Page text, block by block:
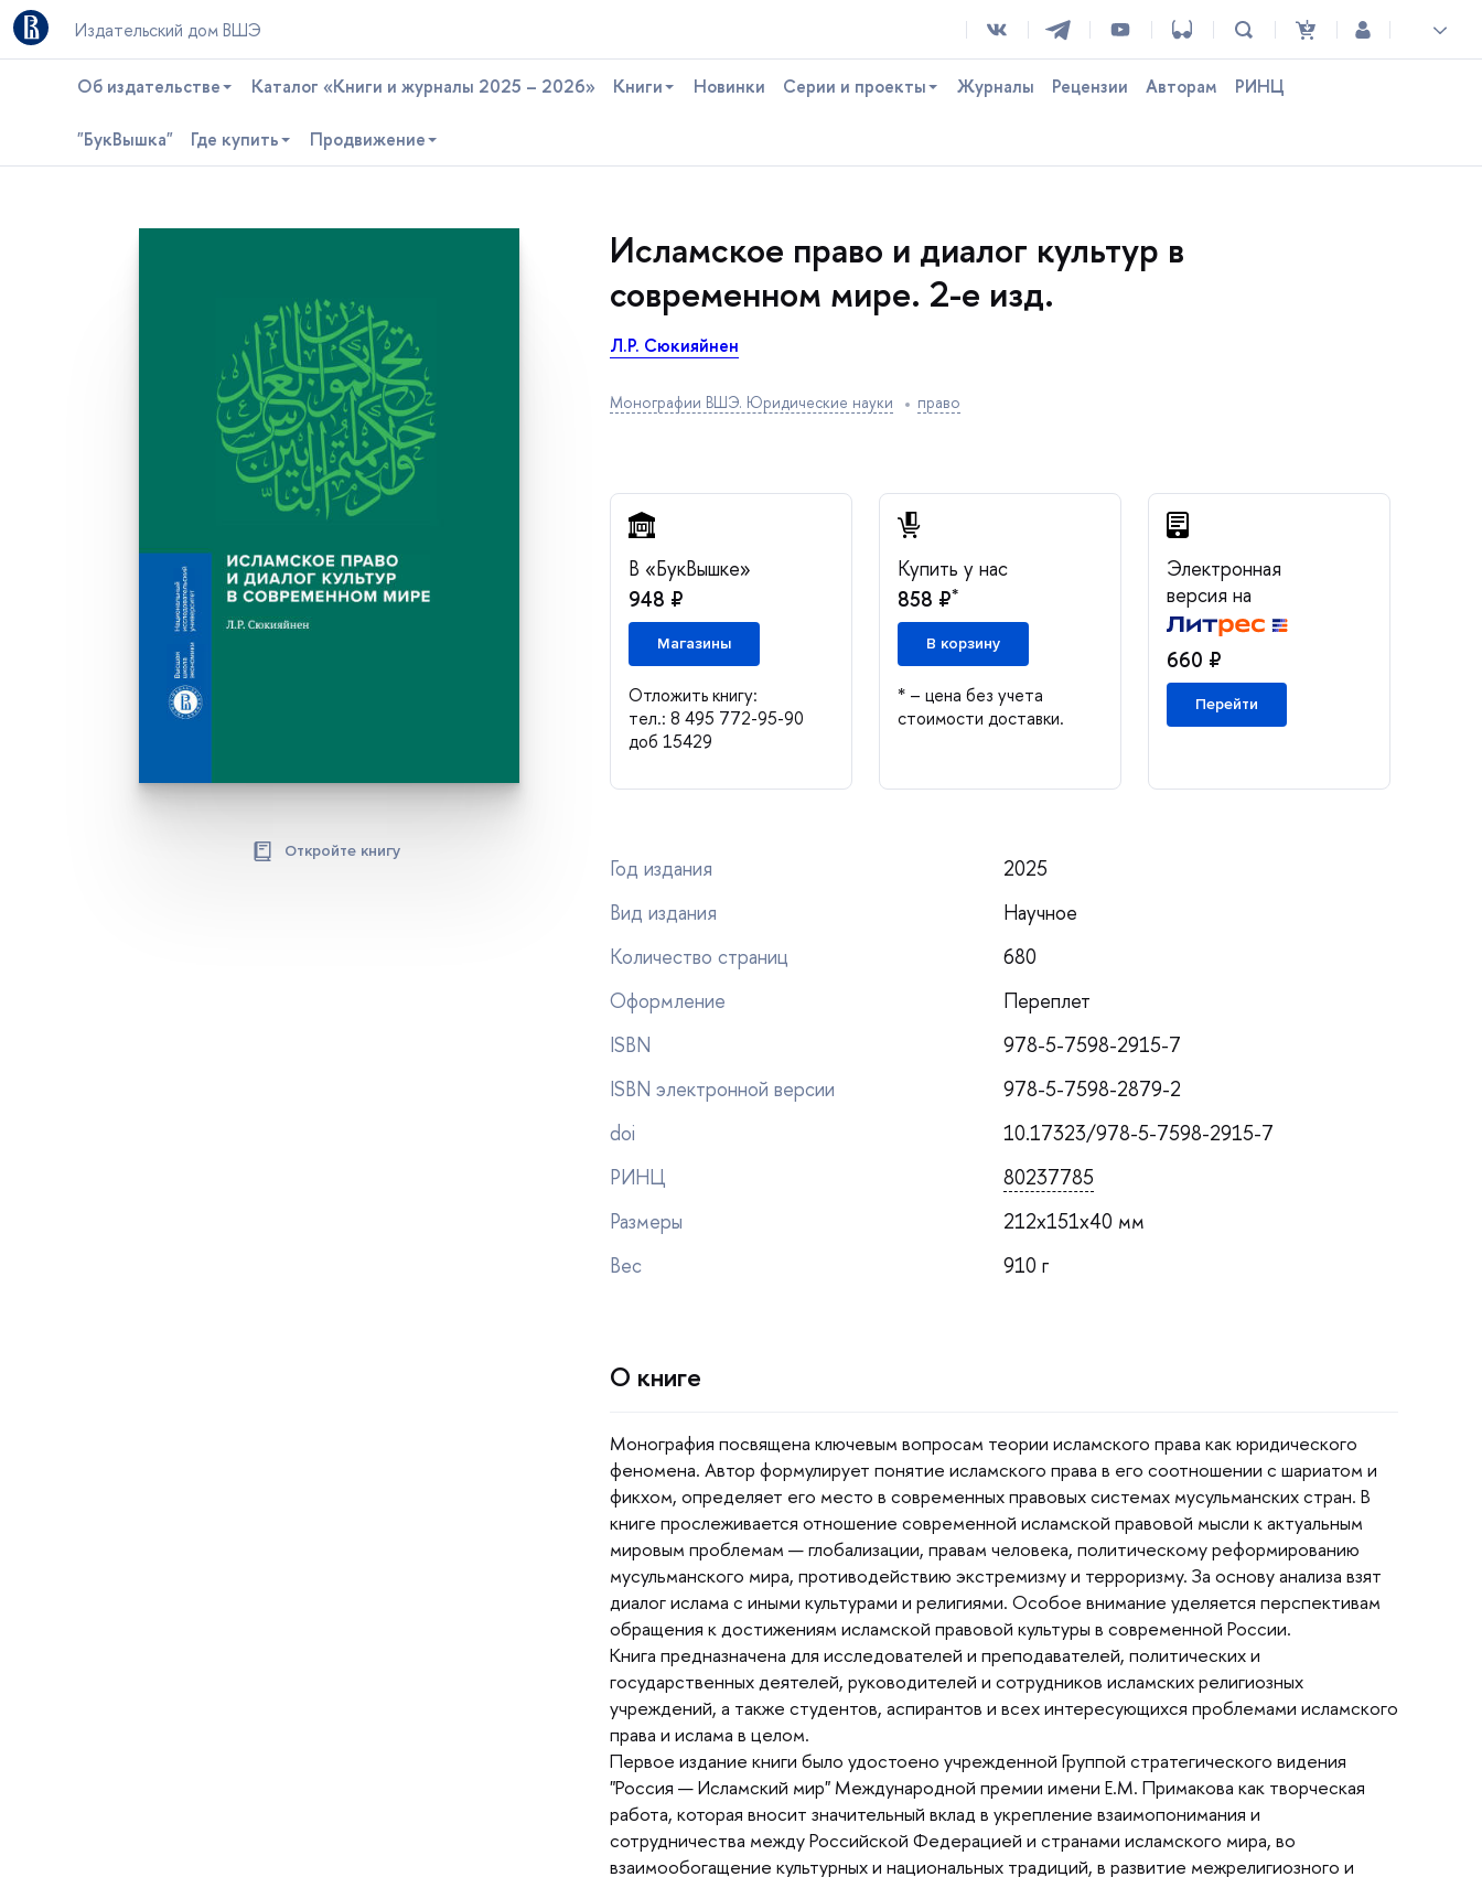
Издательский дом ВШЭ
Об издательстве Каталог «Книги и журналы 2025 – 2026» Книги Новинки Серии и проекты Журналы Рецензии Авторам РИНЦ
"БукВышка" Где купить Продвижение
Откройте книгу
Исламское право и диалог культур
современном мире. 2-е изд.
Л.Р. Сюкияйнен
Монографии ВШЭ. Юридические науки право
«БукВышке»
948 ₽
Магазины
Отложить книгу:
тел.: 8 495 772-95-90
доб 15429
Купить у нас
858 ₽*
корзину
* – цена без учета
стоимости доставки.
Электронная
ерсия на
660 ₽
Перейти
Год издания
2025
ид издания
Научное
Количество страниц
680
Оформление
Переплет
ISBN
978-5-7598-2915-7
ISBN электронной версии
978-5-7598-2879-2
doi
10.17323/978-5-7598-2915-7
РИНЦ
80237785
Размеры
212x151x40 мм
ес
910
О книге
Монография посвящена ключевым вопросам теории исламского права как юридического
феномена. Автор формулирует понятие исламского права в его соотношении с шариатом и
фикхом, определяет его место в современных правовых системах мусульманских стран.
книге прослеживается отношение современной исламской правовой мысли к актуальным
мировым проблемам — глобализации, правам человека, политическому реформированию
мусульманского мира, противодействию экстремизму и терроризму. За основу анализа взят
диалог ислама с иными культурами и религиями. Особое внимание уделяется перспективам
обращения к достижениям исламской правовой культуры в современной России.
Книга предназначена для исследователей и преподавателей, политических и
осударственных деятелей, руководителей и сотрудников исламских религиозных
учреждений, а также студентов, аспирантов и всех интересующихся проблемами исламского
права и ислама в целом.
Первое издание книги было удостоено учрежденной Группой стратегического видения
"Россия — Исламский мир" Международной премии имени Е.М. Примакова как творческая
работа, которая вносит значительный вклад в укрепление взаимопонимания и
сотрудничества между Российской Федерацией и странами исламского мира, во
заимообогащение культурных и национальных традиций, в развитие межрелигиозного и